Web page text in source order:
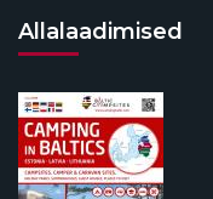
Allalaadimised